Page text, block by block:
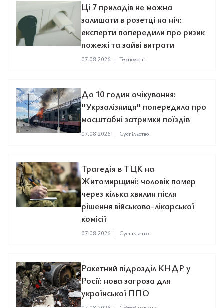
Ці 7 приладів не можна
залишати в розетці на ніч:
експерти попередили про ризик
пожежі та зайві витрати
07.08.2026 | Технології
До 10 годин очікування:
"Укрзалізниця" попередила про
масштабні затримки поїздів
07.08.2026 | Суспільство
Трагедія в ТЦК на
Житомирщині: чоловік помер
через кілька хвилин після
рішення військово-лікарської
комісії
07.08.2026 | Суспільство
Ракетний підрозділ КНДР у
Росії: нова загроза для
української ППО